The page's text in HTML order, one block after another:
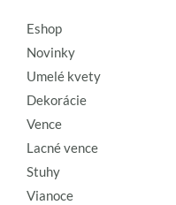
Eshop
Novinky
Umelé kvety
Dekorácie
Vence
Lacné vence
Stuhy
Vianoce